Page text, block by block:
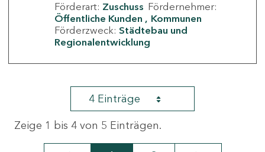
Förderart: Zuschuss Fördernehmer:
Öffentliche Kunden
Kommunen
Förderzweck: Städtebau und
Regionalentwicklung
4 Einträge
Zeige 1 bis 4 von 5 Einträgen.